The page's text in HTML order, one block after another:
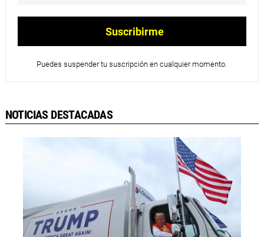
Puedes suspender tu suscripción en cualquier momento.
NOTICIAS DESTACADAS